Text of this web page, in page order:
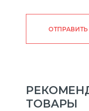
ТОВАРЫ